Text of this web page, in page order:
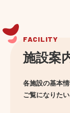
FACILITY
施設案
各施設の基本
ご覧になりた